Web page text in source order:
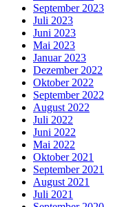
September 2023
Juli 2023
Juni 2023
Mai 2023
Januar 2023
Dezember 2022
Oktober 2022
September 2022
August 2022
Juli 2022
Juni 2022
Mai 2022
Oktober 2021
September 2021
August 2021
Juli 2021